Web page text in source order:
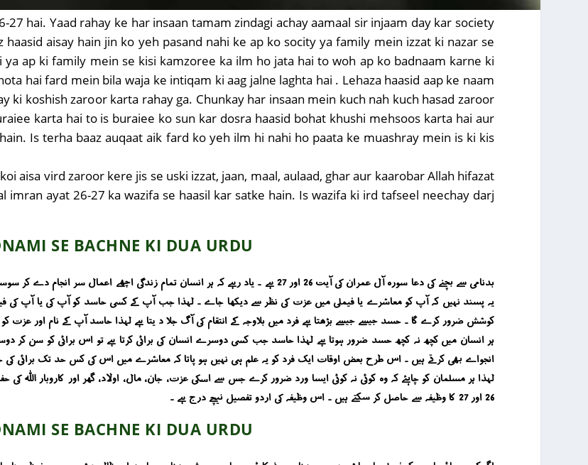
hai. Yaad rahay ke har insaan tamam zindagi achay aamaal sir injaam day kar society
aisay hain jin ko yeh pasand nahi ke ap ko socity ya family mein izzat ki nazar se
ya ap ki family mein se kisi kamzoree ka ilm ho jata hai to woh ap ko badnaam karne ki
hai fard mein bila waja ke intiqam ki aag jalne laghta hai . Lehaza haasid aap ke naam
ki koshish zaroor karta rahay ga. Chunkay har insaan mein kuch nah kuch hasad zaroor
karta hai to is buraiee ko sun kar dosra haasid bohat khushi mehsoos karta hai aur
Is terha baaz auqaat aik fard ko yeh ilm hi nahi ho paata ke muashray mein is ki kis
aisa vird zaroor kere jis se uski izzat, jaan, maal, aulaad, ghar aur kaarobar Allah hifazat
imran ayat 26-27 ka wazifa se haasil kar satke hain. Is wazifa ki ird tafseel neechay darj
SE BACHNE KI DUA URDU
بدنامی سے بچنے کی دعا سورہ آل عمران کی آیت 26 اور 27 ہے ۔ یاد رہے کہ ہر انسان تمام زندگی
یہ پسند نہیں کہ آپ کو معاشرے یا فیملی میں عزت کی نظر سے دیکھا جاے ۔ لہذا جب آپ کے کسی حاسد کو آپ کی یا آپ کی
کوشش ضرور کرے گا ۔ حسد جیسے جیسے بڑھتا ہے فرد میں بلاوجہ کے انتقام کی آگ جلا د یتا ہے لہذا حاسد آپ کے نام اور عزت
ہر انسان میں کچھ نہ کچھ حسد ضرور ہوتا ہے لہذا حاسد جب کسی دوسرے انسان کی برائی کرتا ہے تو اس برائی کو سن کر
انجواے بھی کرتے ہیں ۔ اس طرح بعض اوقات ایک فرد کو یہ علم ہی نہیں ہو پاتا کہ معاشرے میں اس کی کس حد تک برائی کی
لہذا ہر مسلمان کو چاہئے کہ وہ کوئی نہ کوئی ایسا ورد ضرور کرے جس سے اسکی عزت ، جان ، مال ، اولاد ، گھر اور کاروبار
26 اور 27 کا وظیفہ سے حاصل کر سکتے ہیں ۔ اس وظیفہ کی اردو تفصیل نیچے درج ہے ۔
SE BACHNE KI DUA URDU